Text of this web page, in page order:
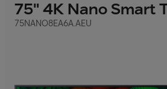
75" 4K Nano Smart
75NANO8EA6A.AEU